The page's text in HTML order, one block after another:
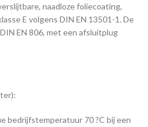
naadloze foliecoating,
E volgens DIN EN 13501-1. De
EN 806, met een afsluitplug
bedrijfstemperatuur 70 ?C bij een